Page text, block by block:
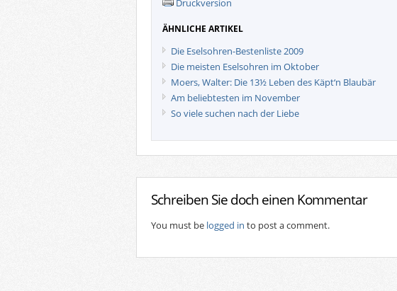
Druckversion
ÄHNLICHE ARTIKEL
Die Eselsohren-Bestenliste 2009
Die meisten Eselsohren im Oktober
Moers, Walter: Die 13½ Leben des Käpt‘n Blaubär
Am beliebtesten im November
So viele suchen nach der Liebe
Schreiben Sie doch einen Kommentar
You must be logged in to post a comment.